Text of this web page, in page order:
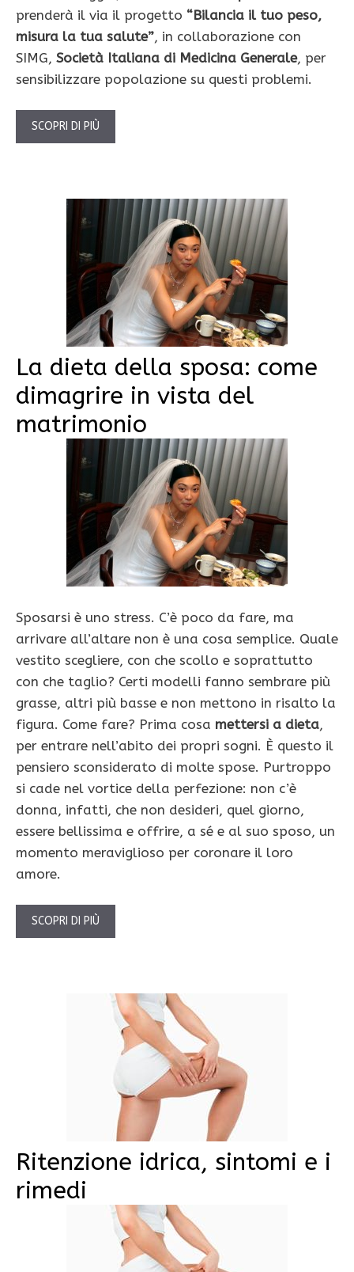
prenderà il via il progetto “Bilancia il tuo peso,
misura la tua salute”, in collaborazione con
SIMG, Società Italiana di Medicina Generale, per
sensibilizzare popolazione su questi problemi.
SCOPRI DI PIÙ
La dieta della sposa: come
dimagrire in vista del
matrimonio
Sposarsi è uno stress. C’è poco da fare, ma
arrivare all’altare non è una cosa semplice. Quale
vestito scegliere, con che scollo e soprattutto
con che taglio? Certi modelli fanno sembrare più
grasse, altri più basse e non mettono in risalto la
figura. Come fare? Prima cosa mettersi a dieta,
per entrare nell’abito dei propri sogni. È questo il
pensiero sconsiderato di molte spose. Purtroppo
si cade nel vortice della perfezione: non c’è
donna, infatti, che non desideri, quel giorno,
essere bellissima e offrire, a sé e al suo sposo, un
momento meraviglioso per coronare il loro
amore.
SCOPRI DI PIÙ
Ritenzione idrica, sintomi e i
rimedi